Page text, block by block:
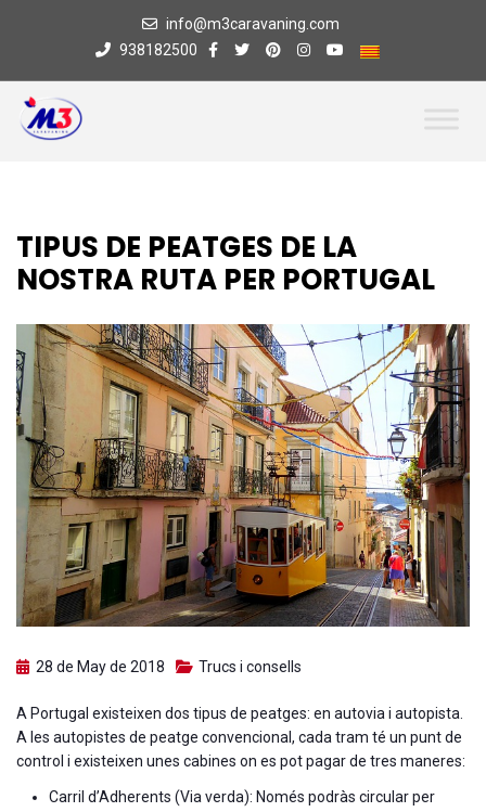
info@m3caravaning.com
938182500
TIPUS DE PEATGES DE LA
NOSTRA RUTA PER PORTUGAL
28 de May de 2018 Trucs i consells
A Portugal existeixen dos tipus de peatges: en autovia i autopista.
A les autopistes de peatge convencional, cada tram té un punt de
control i existeixen unes cabines on es pot pagar de tres maneres:
Carril d’Adherents (Via verda): Només podràs circular per